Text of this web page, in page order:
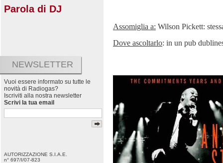
Parola di DJ
NEWSLETTER
Vuoi essere informato su tutte le
novità di Radiogas?
Iscriviti alla nostra newsletter
Scrivi la tua email
AUTORIZZAZIONE S.I.A.E.
n° 697/I/07-823
Assomiglia a: Wilson Pickett:
Dove ascoltarlo: in un pub